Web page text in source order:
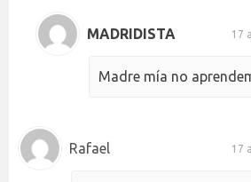
MADRIDISTA 17
Madre mía no
Rafael 17